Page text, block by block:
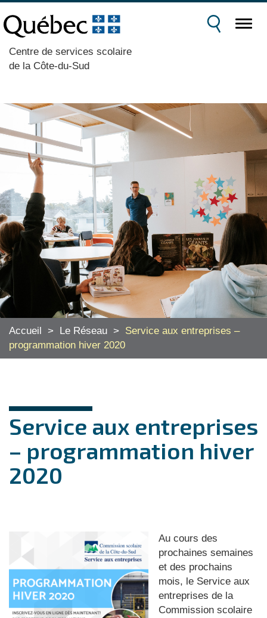
Centre de services scolaire
de la Côte-du-Sud
Accueil > Le Réseau >
Service aux entreprises –
programmation hiver 2020
Service aux entreprises
– programmation hiver
2020
Au cours des
prochaines semaines
et des prochains
mois, le Service aux
entreprises de la
Commission scolaire